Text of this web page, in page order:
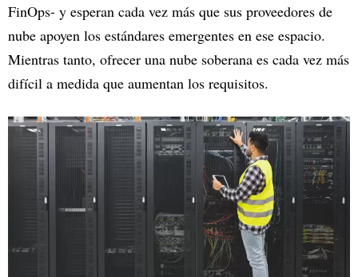
FinOps- y esperan cada vez más que sus proveedores de
nube apoyen los estándares emergentes en ese espacio.
Mientras tanto, ofrecer una nube soberana es cada vez más
difícil a medida que aumentan los requisitos.